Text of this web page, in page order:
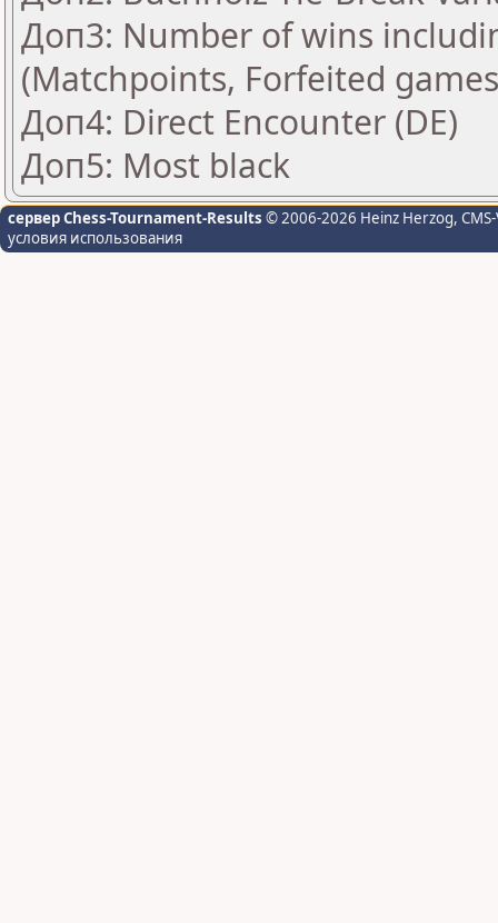
Доп3: Number of wins
(Matchpoints, Forfeited
Доп4: Direct Encounter (DE)
Доп5: Most black
сервер Chess-Tournament-Results © 2006-2026 Heinz Herzog,
условия использования